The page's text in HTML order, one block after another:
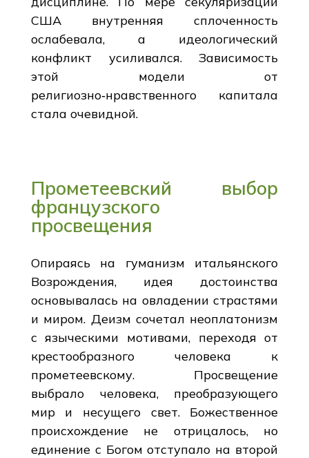
США внутренняя сплоченность
ослабевала, а идеологический
конфликт усиливался. Зависимость
этой модели от
религиозно‑нравственного капитала
стала очевидной.
Прометеевский выбор
французского
просвещения
Опираясь на гуманизм итальянского
Возрождения, идея достоинства
основывалась на овладении страстями
и миром. Деизм сочетал неоплатонизм
с языческими мотивами, переходя от
крестообразного человека к
прометеевскому. Просвещение
выбрало человека, преобразующего
мир и несущего свет. Божественное
происхождение не отрицалось, но
единение с Богом отступало на второй